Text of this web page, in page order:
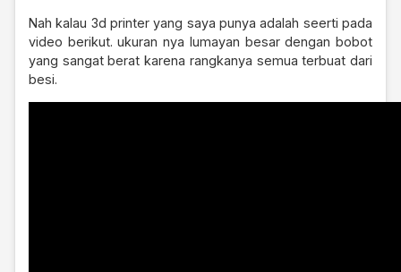
Nah kalau 3d printer yang saya punya adalah seerti pada
video berikut. ukuran nya lumayan besar dengan bobot
yang sangat berat karena rangkanya semua terbuat dari
besi.